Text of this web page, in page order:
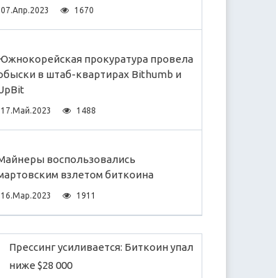
07.Апр.2023 1670
прокуратура провела
в штаб-квартирах Bithumb и
17.Май.2023 1488
воспользовались
взлетом биткоина
16.Мар.2023 1911
Прессинг усиливается: Биткоин упал
ниже $28 000